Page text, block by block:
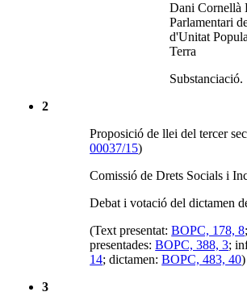
Dani Cornellà
Parlamentari
d'Unitat
Terra
Substanciació.
2
Proposició de llei del tercer
00037/15)
Comissió de Drets Socials i
Debat i votació del dictamen
(Text presentat:BOPC, 178, 8
presentades:BOPC, 388, 3;
14; dictamen:BOPC, 483, 40)
3